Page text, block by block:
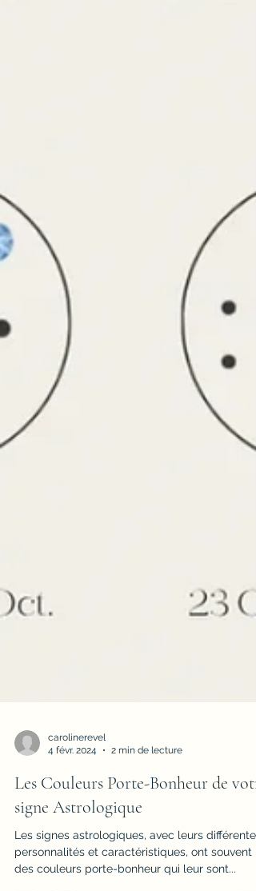
4 févr. 2024
2 min de lecture
Les Couleurs Porte-Bonheur de
signe Astrologique
Les signes astrologiques, avec leurs différentes